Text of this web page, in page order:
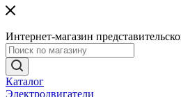
Интернет-магазин
Каталог
Электродвигатели